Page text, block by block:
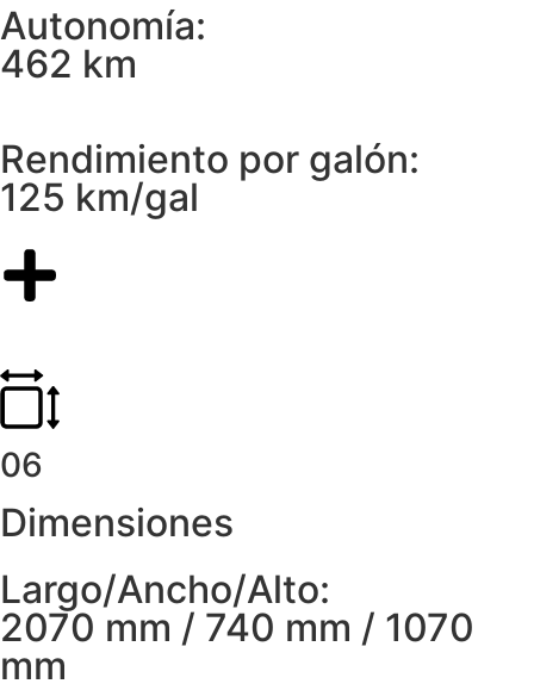
Autonomía:
462 km
Rendimiento por galón:
125 km/gal
06
Dimensiones
Largo/Ancho/Alto:
2070 mm / 740 mm / 1070
mm